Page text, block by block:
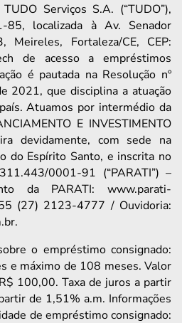
Serviços S.A. (“TUDO”),
85, localizada à Av. Senador
Meireles, Fortaleza/CE, CEP:
de acesso a empréstimos
é pautada na Resolução nº
2021, que disciplina a atuação
Atuamos por intermédio da
E INVESTIMENTO
devidamente, com sede na
do Espírito Santo, e inscrita no
0001-91 (“PARATI”) –
da PARATI: www.parati-
(27) 2123-4777 / Ouvidoria:
o empréstimo consignado:
e máximo de 108 meses. Valor
100,00. Taxa de juros a partir
de 1,51% a.m. Informações
de empréstimo consignado: